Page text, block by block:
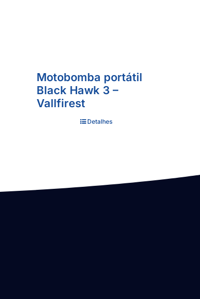
Motobomba portátil
Black Hawk 3 –
Vallfirest
Detalhes